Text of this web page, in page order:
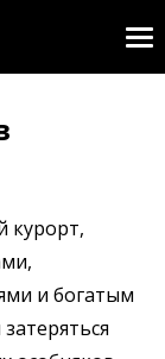
курорт,
и богатым